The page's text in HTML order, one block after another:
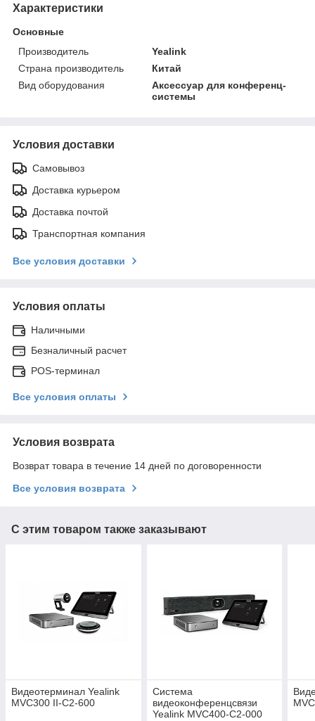
Характеристики
Основные
Производитель
Yealink
Страна производитель
Китай
Вид оборудования
Аксессуар для конференц-
системы
Условия доставки
Самовывоз
Доставка курьером
Доставка почтой
Транспортная компания
Все условия доставки
Условия оплаты
Наличными
Безналичный расчет
POS-терминал
Все условия оплаты
Условия возврата
Возврат товара в течение 14 дней по договоренности
Все условия возврата
С этим товаром также заказывают
Видеотерминал Yealink
MVC300 II-C2-600
Система
видеоконференцсвязи
Yealink MVC400-C2-000